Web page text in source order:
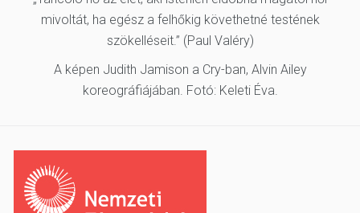
mivoltát, ha egész a felhőkig követhetné testének
szökelléseit.” (Paul Valéry)
A képen Judith Jamison a Cry-ban, Alvin Ailey
koreográfiájában. Fotó: Keleti Éva.